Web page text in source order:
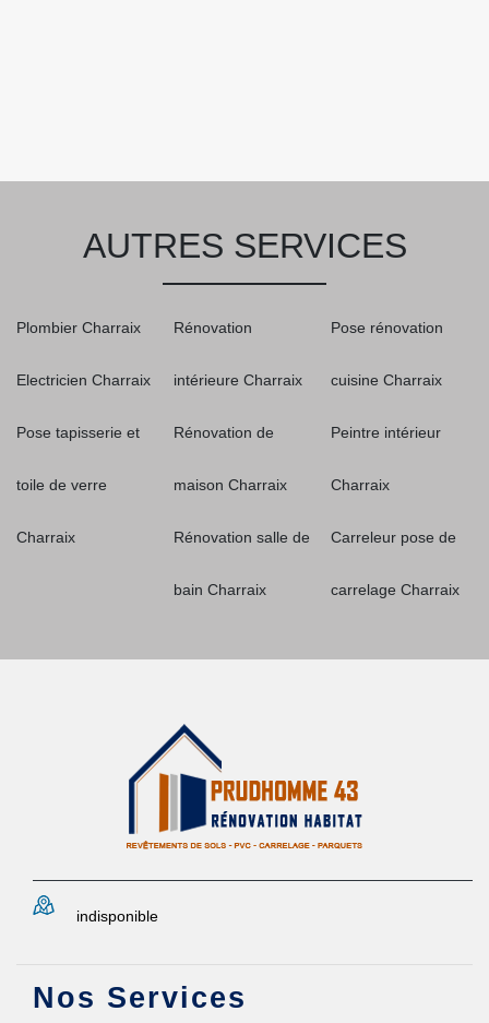
AUTRES SERVICES
Plombier Charraix
Electricien Charraix
Pose tapisserie et
toile de verre
Charraix
Rénovation
intérieure Charraix
Rénovation de
maison Charraix
Rénovation salle de
bain Charraix
Pose rénovation
cuisine Charraix
Peintre intérieur
Charraix
Carreleur pose de
carrelage Charraix
indisponible
Nos Services